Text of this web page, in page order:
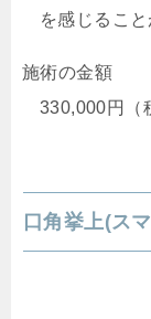
を感じること
施術の金額
330,000円（
口角挙上(ス